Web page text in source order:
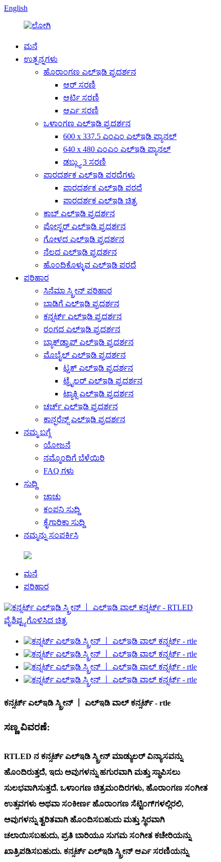
English
ಮನೆ
ಉತ್ಪನ್ನಗಳು
ಹೊರಾಂಗಣ ಎಲ್ಇಡಿ ಪ್ರದರ್ಶನ
ಆರ್ ಸರಣಿ
ಆರ್ಟಿ ಸರಣಿ
ಆರ್ಎ ಸರಣಿ
ಒಳಾಂಗಣ ಎಲ್ಇಡಿ ಪ್ರದರ್ಶನ
600 x 337.5 ಎಂಎಂ ಎಲ್ಇಡಿ ಪ್ಯಾನಲ್
640 x 480 ಎಂಎಂ ಎಲ್ಇಡಿ ಪ್ಯಾನಲ್
ಡಬ್ಲ್ಯು 3 ಸರಣಿ
ಪಾರದರ್ಶಕ ಎಲ್ಇಡಿ ಪರದೆಗಳು
ಪಾರದರ್ಶಕ ಎಲ್ಇಡಿ ಪರದೆ
ಪಾರದರ್ಶಕ ಎಲ್ಇಡಿ ಚಿತ್ರ
ಕಾಬ್ ಎಲ್ಇಡಿ ಪ್ರದರ್ಶನ
ಪೋಸ್ಟರ್ ಎಲ್ಇಡಿ ಪ್ರದರ್ಶನ
ಗೋಳದ ಎಲ್ಇಡಿ ಪ್ರದರ್ಶನ
ನೆಲದ ಎಲ್ಇಡಿ ಪ್ರದರ್ಶನ
ಹೊಂದಿಕೊಳ್ಳುವ ಎಲ್ಇಡಿ ಪರದೆ
ಪರಿಹಾರ
ಸಿನೆಮಾ ಸ್ಕ್ರೀನ್ ಪರಿಹಾರ
ಬಾಡಿಗೆ ಎಲ್ಇಡಿ ಪ್ರದರ್ಶನ
ಕನ್ಸರ್ಟ್ ಎಲ್ಇಡಿ ಪ್ರದರ್ಶನ
ರಂಗದ ಎಲ್ಇಡಿ ಪ್ರದರ್ಶನ
ಬ್ಯಾಕ್‌ಡ್ರಾಪ್ ಎಲ್ಇಡಿ ಪ್ರದರ್ಶನ
ಮೊಬೈಲ್ ಎಲ್ಇಡಿ ಪ್ರದರ್ಶನ
ಟ್ರಕ್ ಎಲ್ಇಡಿ ಪ್ರದರ್ಶನ
ಟ್ರೈಲರ್ ಎಲ್ಇಡಿ ಪ್ರದರ್ಶನ
ಟ್ಯಾಕ್ಸಿ ಎಲ್ಇಡಿ ಪ್ರದರ್ಶನ
ಚರ್ಚ್ ಎಲ್ಇಡಿ ಪ್ರದರ್ಶನ
ಕಾನ್ಫರೆನ್ಸ್ ಎಲ್ಇಡಿ ಪ್ರದರ್ಶನ
ನಮ್ಮ ಬಗ್ಗೆ
ಯೋಜನೆ
ನಮ್ಮೊಂದಿಗೆ ಬೆಳೆಯಿರಿ
FAQ ಗಳು
ಸುದ್ದಿ
ಚಾಚು
ಕಂಪನಿ ಸುದ್ದಿ
ಕೈಗಾರಿಕಾ ಸುದ್ದಿ
ನಮ್ಮನ್ನು ಸಂಪರ್ಕಿಸಿ
ಮನೆ
ಪರಿಹಾರ
ಕನ್ಸರ್ಟ್ ಎಲ್ಇಡಿ ಸ್ಕ್ರೀನ್ 丨 ಎಲ್ಇಡಿ ವಾಲ್ ಕನ್ಸರ್ಟ್ - rtle
ಸಣ್ಣ ವಿವರಣೆ:
RTLED ನ ಕನ್ಸರ್ಟ್ ಎಲ್ಇಡಿ ಸ್ಕ್ರೀನ್ ಮಾಡ್ಯುಲರ್ ವಿನ್ಯಾಸವನ್ನು
ಹೊಂದಿರುತ್ತದೆ, ಇದು ಅವುಗಳನ್ನು ಹಗುರವಾಗಿ ಮತ್ತು ಸ್ಥಾಪಿಸಲು
ಸುಲಭವಾಗಿಸುತ್ತದೆ. ಒಳಾಂಗಣ ಚಿತ್ರಮಂದಿರಗಳು, ಹೊರಾಂಗಣ ಸಂಗೀತ
ಉತ್ಸವಗಳು ಅಥವಾ ಸಂಕೀರ್ಣ ಹೊರಾಂಗಣ ಸೆಟ್ಟಿಂಗ್‌ಗಳಲ್ಲಿರಲಿ,
ಅವುಗಳನ್ನು ತ್ವರಿತವಾಗಿ ಹೊಂದಿಸಬಹುದು ಮತ್ತು ಸ್ಥಿರವಾಗಿ
ಚಲಾಯಿಸಬಹುದು, ಪ್ರತಿ ಬಾರಿಯೂ ಸುಗಮ ಸಂಗೀತ ಕಚೇರಿಯನ್ನು
ಖಾತ್ರಿಪಡಿಸಬಹುದು. ಕನ್ಸರ್ಟ್ ಎಲ್ಇಡಿ ಸ್ಕ್ರೀನ್ ಆರ್ಎ ಸರಣಿಯನ್ನು